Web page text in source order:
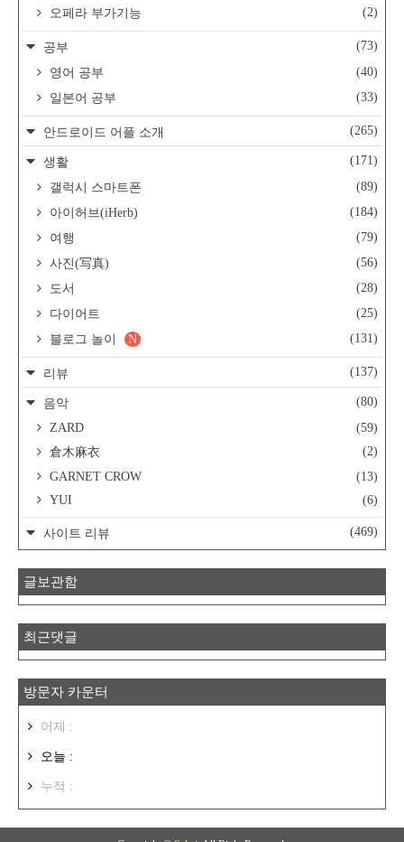
오페라 부가기능
(2)
공부
(73)
영어 공부
(40)
일본어 공부
(33)
안드로이드 어플 소개 (265)
생활
(171)
갤럭시 스마트폰
(89)
아이허브(iHerb)
(184)
여행
(79)
사진(写真)
(56)
도서
(28)
다이어트
(25)
블로그 놀이
(131)
N
리뷰 (137)
음악
(80)
ZARD
(59)
倉木麻衣
(2)
GARNET CROW
(13)
YUI
(6)
사이트 리뷰 (469)
글보관함
최근댓글
방문자 카운터
어제 :
오늘 :
누적 :